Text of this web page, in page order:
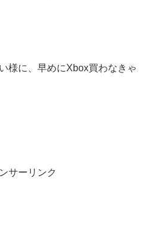
様に、早めにXbox買わなきゃ
サーリンク